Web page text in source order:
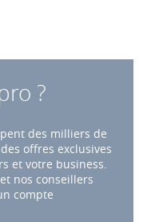
?
des milliers de
offres exclusives
et votre business.
nos conseillers
compte